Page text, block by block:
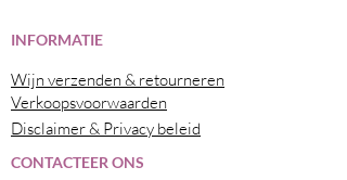
INFORMATIE
Wijn verzenden & retourneren
Verkoopsvoorwaarden
Disclaimer & Privacy beleid
CONTACTEER ONS